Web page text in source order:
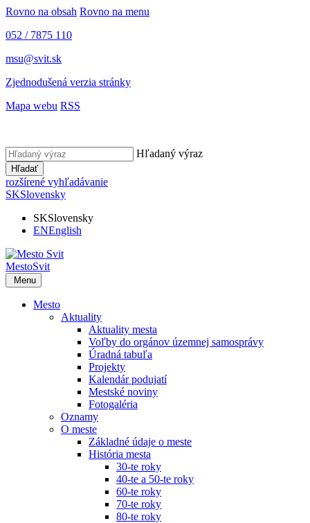
Rovno na obsah Rovno na menu
052 / 7875 110
msu@svit.sk
Zjednodušená verzia stránky
Mapa webu RSS
Hľadaný výraz
Hľadať
rozšírené vyhľadávanie
SKSlovensky
SKSlovensky
ENEnglish
MestoSvit
Menu
Mesto
Aktuality
Aktuality mesta
Voľby do orgánov územnej samosprávy
Úradná tabuľa
Projekty
Kalendár podujatí
Mestské noviny
Fotogaléria
Oznamy
O meste
Základné údaje o meste
História mesta
30-te roky
40-te a 50-te roky
60-te roky
70-te roky
80-te roky